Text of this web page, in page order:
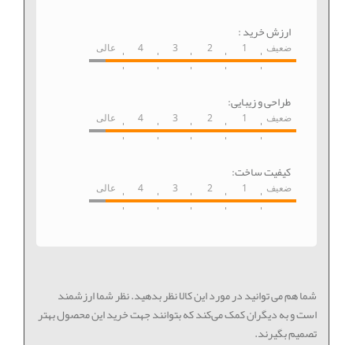
ارزش خرید :
ضعیف 1
2
3
4 عالی
طراحی و زیبایی:
ضعیف 1
2
3
4 عالی
کیفیت ساخت:
ضعیف 1
2
3
4 عالی
شما هم می توانید در مورد این کالا نظر بدهید. نظر شما ارزشمند
است و به دیگران کمک می‌کند که بتوانند جهت خرید این محصول بهتر
تصمیم بگیرند.